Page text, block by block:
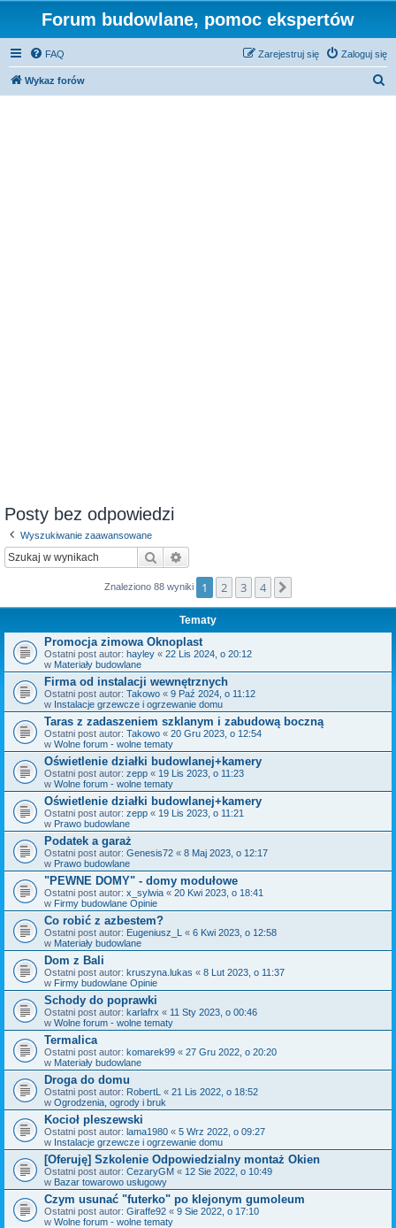
Forum budowlane, pomoc ekspertów
FAQ Zaloguj się
Zarejestruj się
Wykaz forów
Posty bez odpowiedzi
Wyszukiwanie zaawansowane
Szukaj
Znaleziono 88 wyniki 1 2 3 4
Tematy
Promocja zimowa Oknoplast
Ostatni post autor: hayley « 22 Lis 2024, o 20:12
w Materiały budowlane
Firma od instalacji wewnętrznych
Ostatni post autor: Takowo « 9 Paź 2024, o 11:12
w Instalacje grzewcze i ogrzewanie domu
Taras z zadaszeniem szklanym i zabudową boczną
Ostatni post autor: Takowo « 20 Gru 2023, o 12:54
w Wolne forum - wolne tematy
Oświetlenie działki budowlanej+kamery
Ostatni post autor: zepp « 19 Lis 2023, o 11:23
w Wolne forum - wolne tematy
Oświetlenie działki budowlanej+kamery
Ostatni post autor: zepp « 19 Lis 2023, o 11:21
w Prawo budowlane
Podatek a garaż
Ostatni post autor: Genesis72 « 8 Maj 2023, o 12:17
w Prawo budowlane
"PEWNE DOMY" - domy modułowe
Ostatni post autor: x_sylwia « 20 Kwi 2023, o 18:41
w Firmy budowlane Opinie
Co robić z azbestem?
Ostatni post autor: Eugeniusz_L « 6 Kwi 2023, o 12:58
w Materiały budowlane
Dom z Bali
Ostatni post autor: kruszyna.lukas « 8 Lut 2023, o 11:37
w Firmy budowlane Opinie
Schody do poprawki
Ostatni post autor: karlafrx « 11 Sty 2023, o 00:46
w Wolne forum - wolne tematy
Termalica
Ostatni post autor: komarek99 « 27 Gru 2022, o 20:20
w Materiały budowlane
Droga do domu
Ostatni post autor: RobertL « 21 Lis 2022, o 18:52
w Ogrodzenia, ogrody i bruk
Kocioł pleszewski
Ostatni post autor: lama1980 « 5 Wrz 2022, o 09:27
w Instalacje grzewcze i ogrzewanie domu
[Oferuję] Szkolenie Odpowiedzialny montaż Okien
Ostatni post autor: CezaryGM « 12 Sie 2022, o 10:49
w Bazar towarowo usługowy
Czym usunać "futerko" po klejonym gumoleum
Ostatni post autor: Giraffe92 « 9 Sie 2022, o 17:10
w Wolne forum - wolne tematy